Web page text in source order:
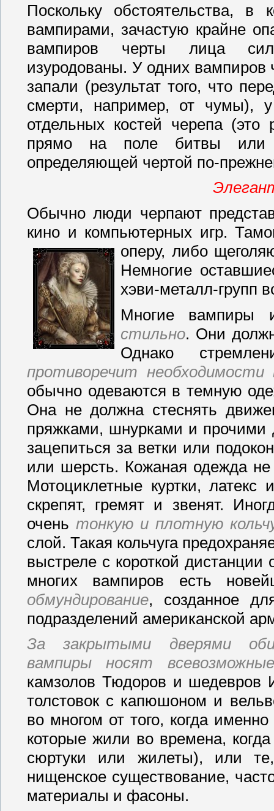
Поскольку обстоятельства, в
вампирами, зачастую крайне
вампиров черты лица
изуродованы. У одних вампиров
запали (результат того, что
смерти, например, от чумы),
отдельных костей черепа
прямо на поле битвы или
определяющей чертой по-
Обычно люди черпают
кино и компьютерных игр.
оперу, либо
Немногие
хэви-металл-групп
Многие
стильно. Они
Однако
противоречит
обычно одеваются в темную
Она не должна стеснять
пряжками, шнурками и прочими
зацепиться за ветки или
или шерсть. Кожаная одежда не
Мотоциклетные куртки,
скрепят, гремят и звенят.
очень тонкую и плотную
слой.Такая кольчуга
выстреле с короткой
многих вампиров есть
обмундирование, созданное
подразделений американской
За закрытыми дверями
вампиры носят
камзолов Тюдоров и
толстовок с капюшоном и
во многом от того, когда
которые жили во времена,
сюртуки или жилеты), или
нищенское существование,
материалы и фасоны.